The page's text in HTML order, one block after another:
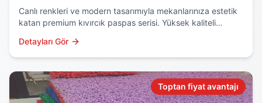
Canlı renkleri ve modern tasarımıyla mekanlarınıza estetik
katan premium kıvırcık paspas serisi. Yüksek kaliteli
Detayları Gör
Toptan fiyat avantajı